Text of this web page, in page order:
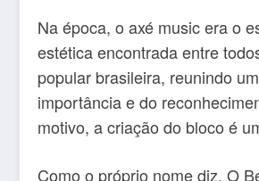
Na época, o axé music era o
estética encontrada entre
popular brasileira, reunindo
importância e do
motivo, a criação do bloco é
Como o próprio nome diz, O